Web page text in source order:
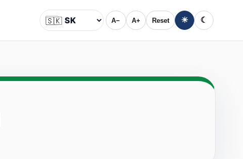
Jazyk
🇸🇰 A− A+ Reset ☀ ☾